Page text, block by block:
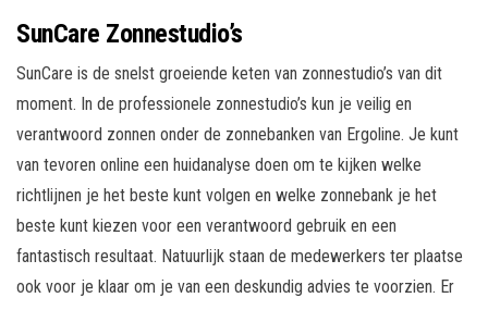
SunCare Zonnestudio’s
SunCare is de snelst groeiende keten van zonnestudio’s van dit
moment. In de professionele zonnestudio’s kun je veilig en
verantwoord zonnen onder de zonnebanken van Ergoline. Je kunt
van tevoren online een huidanalyse doen om te kijken welke
richtlijnen je het beste kunt volgen en welke zonnebank je het
beste kunt kiezen voor een verantwoord gebruik en een
fantastisch resultaat. Natuurlijk staan de medewerkers ter plaatse
ook voor je klaar om je van een deskundig advies te voorzien. Er